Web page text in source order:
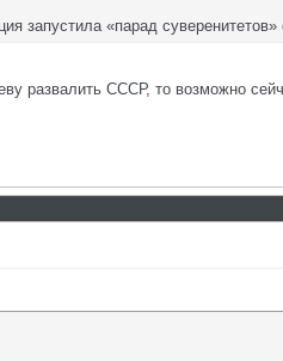
запустила «парад
развалить СССР, то возможно